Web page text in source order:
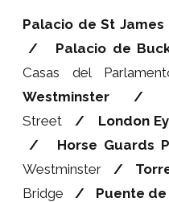
Palacio de St James
/ Palacio de
Casas del
Westminster
/
Street / London
/
Horse Guards
Westminster /
Bridge / Puente